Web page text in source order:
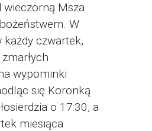
wieczorną Msza
W
czwartek,
wypominki
się Koronką
o 17:30, a
miesiąca